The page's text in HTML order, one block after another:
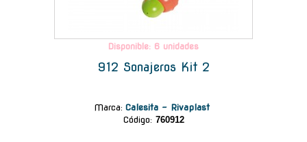
Disponible: 6 unidades
912 Sonajeros Kit 2
Marca: Calesita - Rivaplast
Código: 760912